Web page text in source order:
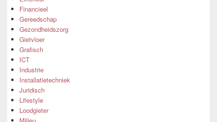
Financieel
Gereedschap
Gezondheidszorg
Gietvloer
Grafisch
ICT
Industrie
Installatietechniek
Juridisch
Lifestyle
Loodgieter